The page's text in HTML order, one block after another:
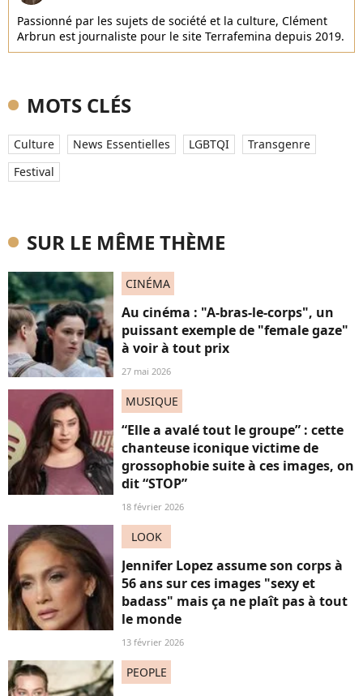
Passionné par les sujets de société et la culture, Clément
Arbrun est journaliste pour le site Terrafemina depuis 2019.
MOTS CLÉS
Culture News Essentielles LGBTQI
Transgenre
Festival
SUR LE MÊME THÈME
CINÉMA
Au cinéma : "A-bras-le-corps", un
puissant exemple de "female gaze"
à voir à tout prix
27 mai 2026
MUSIQUE
“Elle a avalé tout le groupe” : cette
chanteuse iconique victime de
grossophobie suite à ces images, on
dit “STOP”
18 février 2026
LOOK
Jennifer Lopez assume son corps à
56 ans sur ces images "sexy et
badass" mais ça ne plaît pas à tout
le monde
13 février 2026
PEOPLE